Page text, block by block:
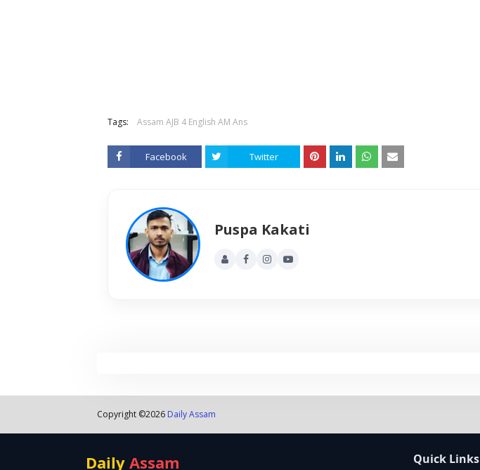
Tags: Assam AJB 4 English AM Ans
Facebook Twitter
Puspa Kakati
Copyright ©2026 Daily Assam
Daily Assam Quick Links